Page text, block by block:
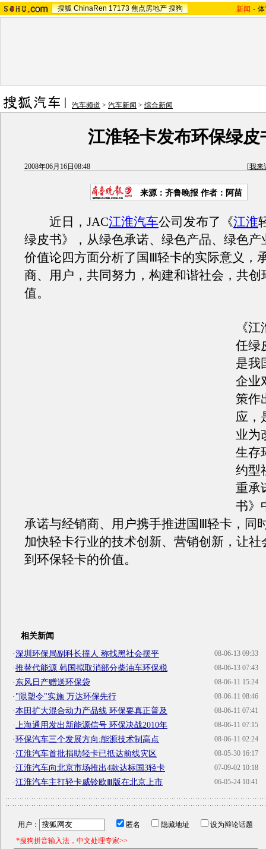
搜狐 ChinaRen 17173 焦点房地产 搜狗 新闻 -
汽车频道 > 汽车新闻 > 综合新闻
江淮轻卡发布环保绿皮
2008年06月16日08:48 [我来
来源：齐鲁晚报 作者：阿苗
近日，JAC江淮汽车公司发布了《江淮
绿皮书》，从绿色承诺、绿色产品、绿色产
价值论四方面分析了国Ⅲ轻卡的实际意义，
商、用户，共同努力，构建和谐社会，共创
值。
《
任绿
是我
企业
策作
应，
业为
生存
约型
重承
书》
承诺与经销商、用户携手推进国Ⅲ轻卡，同
加快轻卡行业的技术创新、营销创新，让社
到环保轻卡的价值。
相关新闻
08-06-13 09:33
·深圳环保局副科长撞人 称找黑社会摆平
08-06-13 07:43
·推替代能源 韩国拟取消部分柴油车环保税
08-06-11 15:24
·东风日产赠送环保袋
08-06-11 08:46
·"限塑令"实施 万达环保先行
08-06-11 07:41
·本田扩大混合动力产品线 环保要真正普及
08-06-11 07:15
· 上海通用发出新能源信号 环保决战2010年
08-06-11 02:24
·环保汽车三个发展方向:能源技术制高点
08-05-30 16:17
·江淮汽车首批捐助轻卡已抵达前线灾区
07-09-02 10:18
·江淮汽车向北京市场推出4款达标国3轻卡
06-05-24 10:41
·江淮汽车主打轻卡威铃欧Ⅲ版在北京上市
用户： 匿名 隐藏地址
设为辩论话题
*搜狗拼音输入法，中文处理专家>>